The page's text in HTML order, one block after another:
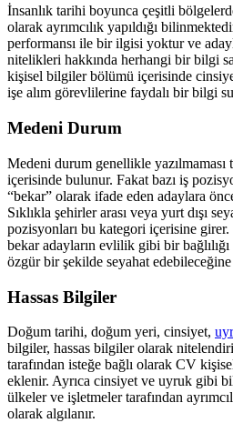
İnsanlık tarihi boyunca çeşitli
olarak ayrımcılık yapıldığı
performansı ile bir ilgisi yoktur ve
nitelikleri hakkında herhangi bir bilgi
kişisel bilgiler bölümü içerisinde
işe alım görevlilerine faydalı bir bilgi
Medeni Durum
Medeni durum genellikle
içerisinde bulunur. Fakat bazı iş
“bekar” olarak ifade eden adaylara
Sıklıkla şehirler arası veya yurt dışı
pozisyonları bu kategori içerisine
bekar adayların evlilik gibi bir
özgür bir şekilde seyahat edebileceğine
Hassas Bilgiler
Doğum tarihi, doğum yeri, cinsiyet,
bilgiler, hassas bilgiler olarak
tarafından isteğe bağlı olarak CV
eklenir. Ayrıca cinsiyet ve uyruk gibi
ülkeler ve işletmeler tarafından
olarak algılanır.